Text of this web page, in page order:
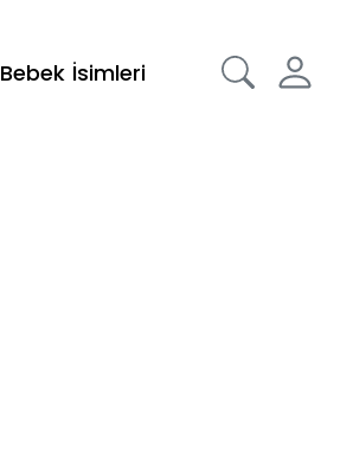
Bebek İsimleri